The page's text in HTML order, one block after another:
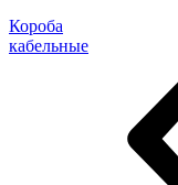
Короба
кабельные